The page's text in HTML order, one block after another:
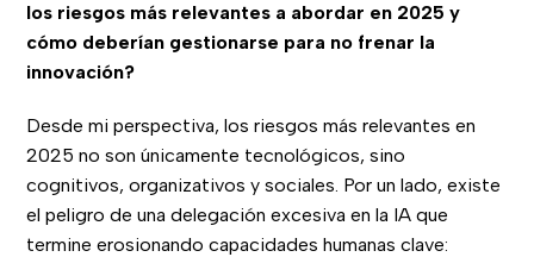
los riesgos más relevantes a abordar en 2025 y
cómo deberían gestionarse para no frenar la
innovación?
Desde mi perspectiva, los riesgos más relevantes en
2025 no son únicamente tecnológicos, sino
cognitivos, organizativos y sociales. Por un lado, existe
el peligro de una delegación excesiva en la IA que
termine erosionando capacidades humanas clave: